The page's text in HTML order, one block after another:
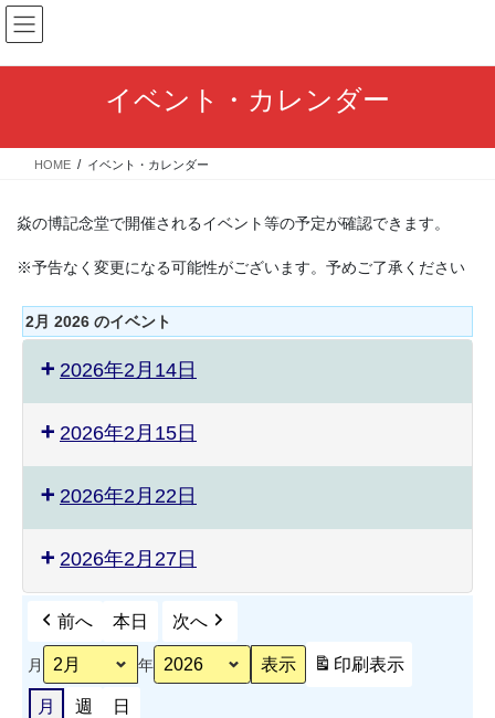
コ
ン
ス
ナ
ビ
ン
イベント・カレンダー
HOME イベント・カレンダー
焱の博記念堂で開催されるイベント等の予定が確認できます。
※予告なく変更になる可能性がございます。予めご了承ください
2月 2026 のイベント
2026年2月14日
2026年2月15日
2026年2月22日
2026年2月27日
前へ 本日 次へ
月 年 印刷表示
月 週 日